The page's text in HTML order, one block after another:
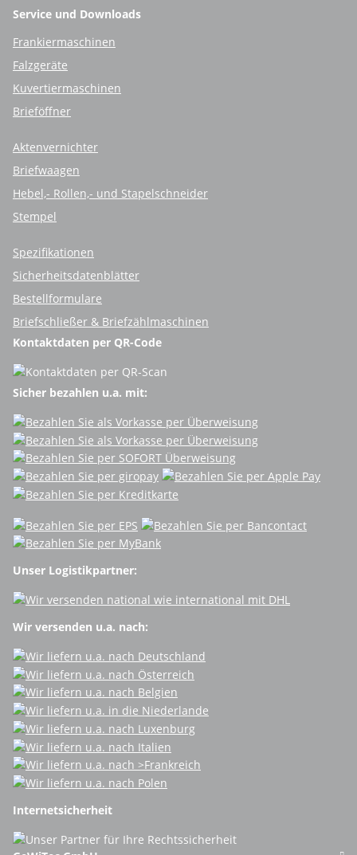
Service und Downloads
Frankiermaschinen
Falzgeräte
Kuvertiermaschinen
Brieföffner
Aktenvernichter
Briefwaagen
Hebel,- Rollen,- und Stapelschneider
Stempel
Spezifikationen
Sicherheitsdatenblätter
Bestellformulare
Briefschließer & Briefzählmaschinen
Kontaktdaten per QR-Code
Sicher bezahlen u.a. mit:
Unser Logistikpartner:
Wir versenden u.a. nach:
Internetsicherheit